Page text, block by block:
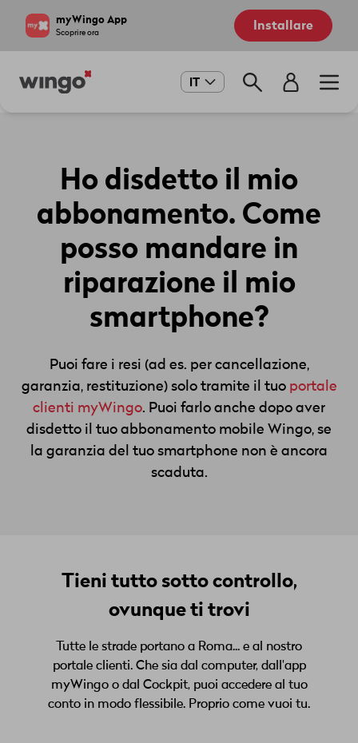
myWingo App
Scoprire ora Installare
Main
IT
Ho disdetto il mio
abbonamento. Come
posso mandare in
riparazione il mio
smartphone?
Puoi fare i resi (ad es. per cancellazione,
garanzia, restituzione) solo tramite il tuo portale
clienti myWingo. Puoi farlo anche dopo aver
disdetto il tuo abbonamento mobile Wingo, se
la garanzia del tuo smartphone non è ancora
scaduta.
Tieni tutto sotto controllo,
ovunque ti trovi
Tutte le strade portano a Roma... e al nostro
portale clienti. Che sia dal computer, dall'app
myWingo o dal Cockpit, puoi accedere al tuo
conto in modo flessibile. Proprio come vuoi tu.